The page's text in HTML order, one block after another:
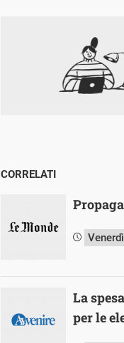
CORRELATI
La
per le